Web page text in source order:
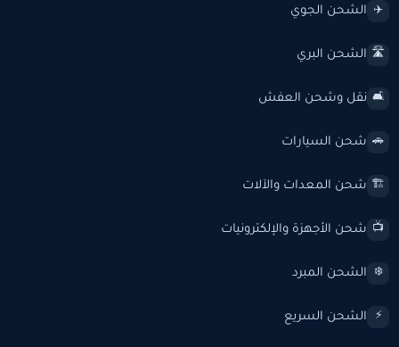
✈️ الشحن الجوي
🛣️ الشحن البري
🛋️ نقل وشحن العفش
🚗 شحن السيارات
🏗️ شحن المعدات والآلات
📺 شحن الأجهزة والإلكترونيات
❄️ الشحن المبرد
⚡ الشحن السريع